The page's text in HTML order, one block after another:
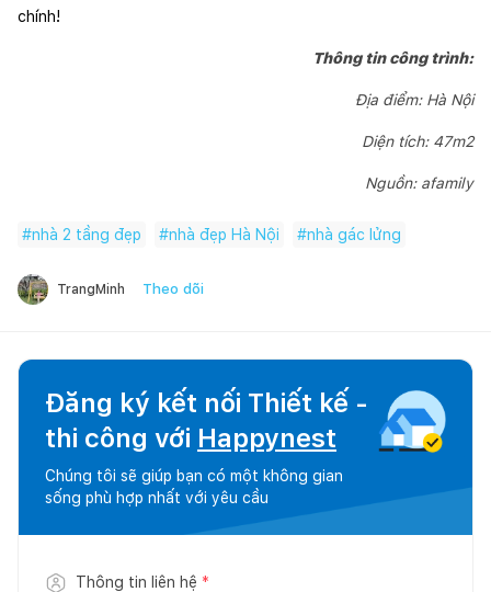
chính!
Thông tin công trình:
Địa điểm: Hà Nội
Diện tích: 47m2
Nguồn: afamily
#nhà 2 tầng đẹp #nhà đẹp Hà Nội #nhà gác lửng
TrangMinh Theo dõi
Đăng ký kết nối Thiết kế -
thi công với Happynest
Chúng tôi sẽ giúp bạn có một không gian
sống phù hợp nhất với yêu cầu
Thông tin liên hệ *